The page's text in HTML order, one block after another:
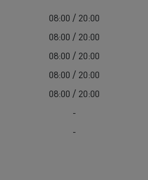
08:00 / 20:00
08:00 / 20:00
08:00 / 20:00
08:00 / 20:00
08:00 / 20:00
-
-